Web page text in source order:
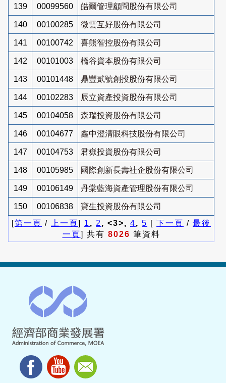
139 00099560 皓爾管理顧問股份有限公司
140 00100285 微雲互好股份有限公司
141 00100742 喜熊智控股份有限公司
142 00101003 橋谷資本股份有限公司
143 00101448 鼎豐貳號創投股份有限公司
144 00102283 辰立資產投資股份有限公司
145 00104058 森瑞投資股份有限公司
146 00104677 鑫中澄清眼科技股份有限公司
147 00104753 君嶽投資股份有限公司
148 00105985 國際創新長壽社企股份有限公司
149 00106149 丹棠藍海資產管理股份有限公司
150 00106838
寶生投資股份有限公司
[第一頁 / 上一頁] 1 , 2 , <3>, 4, 5 [ 下一頁 / 最後
一頁] 共有 8026 筆資料